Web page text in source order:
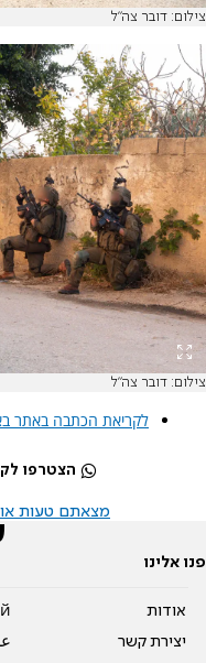
צילום: דובר צה"ל
צילום: דובר צה"ל
לקריאת הכתבה באתר
הצטרפו
מצאתם טעות או
פנו אלינו
אודות
יצירת קשר